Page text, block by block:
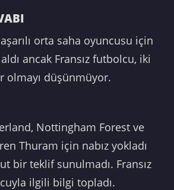
orta saha oyuncusu için
ancak Fransız futbolcu, iki
olmayı düşünmüyor.
Nottingham Forest ve
Thuram için nabız yokladı
bir teklif sunulmadı. Fransız
ilgili bilgi topladı.